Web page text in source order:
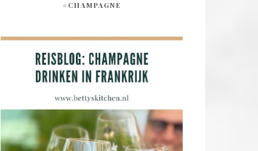
#CHAMPAGNE